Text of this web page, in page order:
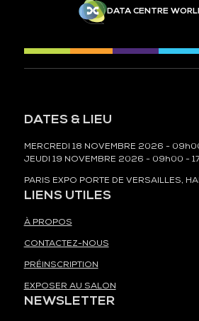
DATA CENTRE
DATES & LIEU
MERCREDI 18 NOVEMBRE 2026 -
JEUDI 19 NOVEMBRE 2026 - 09h00 -
PARIS EXPO PORTE DE VERSAILLES,
LIENS UTILES
À PROPOS
CONTACTEZ-NOUS
PRÉINSCRIPTION
EXPOSER AU SALON
NEWSLETTER